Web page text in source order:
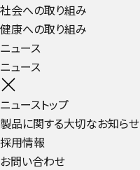
社会への取り組み
健康への取り組み
ニュース
ニュース
ニューストップ
製品に関する大切なお知らせ
採用情報
お問い合わせ